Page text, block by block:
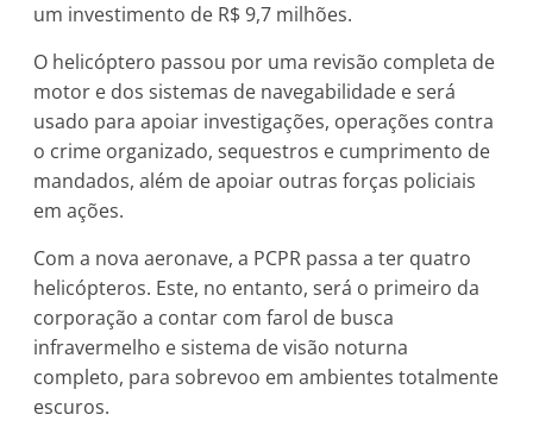
um investimento de R$ 9,7 milhões.
O helicóptero passou por uma revisão completa de
motor e dos sistemas de navegabilidade e será
usado para apoiar investigações, operações contra
o crime organizado, sequestros e cumprimento de
mandados, além de apoiar outras forças policiais
em ações.
Com a nova aeronave, a PCPR passa a ter quatro
helicópteros. Este, no entanto, será o primeiro da
corporação a contar com farol de busca
infravermelho e sistema de visão noturna
completo, para sobrevoo em ambientes totalmente
escuros.